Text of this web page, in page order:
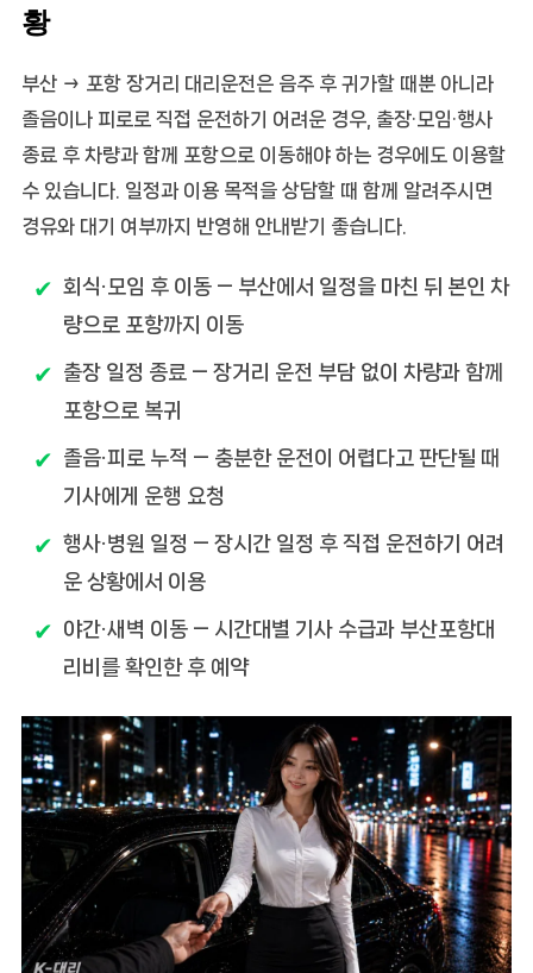
황
부산 → 포항 장거리 대리운전은 음주 후 귀가할 때뿐 아니라
졸음이나 피로로 직접 운전하기 어려운 경우, 출장·모임·행사
종료 후 차량과 함께 포항으로 이동해야 하는 경우에도 이용할
수 있습니다. 일정과 이용 목적을 상담할 때 함께 알려주시면
경유와 대기 여부까지 반영해 안내받기 좋습니다.
회식·모임 후 이동— 부산에서 일정을 마친 뒤 본인 차
량으로 포항까지 이동
출장 일정 종료 — 장거리 운전 부담 없이 차량과 함께
포항으로 복귀
졸음·피로 누적 — 충분한 운전이 어렵다고 판단될 때
기사에게 운행 요청
행사·병원 일정 — 장시간 일정 후 직접 운전하기 어려
운 상황에서 이용
야간·새벽 이동— 시간대별 기사 수급과 부산포항대
리비를 확인한 후 예약